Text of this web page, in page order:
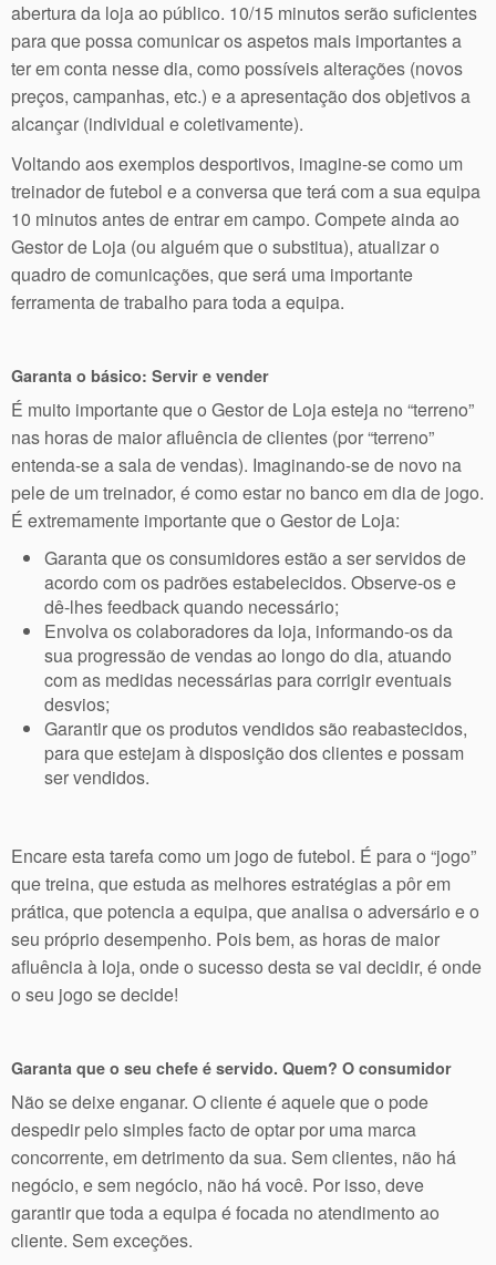
abertura da loja ao público. 10/15 minutos serão suficientes
para que possa comunicar os aspetos mais importantes a
ter em conta nesse dia, como possíveis alterações (novos
preços, campanhas, etc.) e a apresentação dos objetivos a
alcançar (individual e coletivamente).
Voltando aos exemplos desportivos, imagine-se como um
treinador de futebol e a conversa que terá com a sua equipa
10 minutos antes de entrar em campo. Compete ainda ao
Gestor de Loja (ou alguém que o substitua), atualizar o
quadro de comunicações, que será uma importante
ferramenta de trabalho para toda a equipa.
Garanta o básico: Servir e vender
É muito importante que o Gestor de Loja esteja no “terreno”
nas horas de maior afluência de clientes (por “terreno”
entenda-se a sala de vendas). Imaginando-se de novo na
pele de um treinador, é como estar no banco em dia de jogo.
É extremamente importante que o Gestor de Loja:
Garanta que os consumidores estão a ser servidos de
acordo com os padrões estabelecidos. Observe-os e
dê-lhes feedback quando necessário;
Envolva os colaboradores da loja, informando-os da
sua progressão de vendas ao longo do dia, atuando
com as medidas necessárias para corrigir eventuais
desvios;
Garantir que os produtos vendidos são reabastecidos,
para que estejam à disposição dos clientes e possam
ser vendidos.
Encare esta tarefa como um jogo de futebol. É para o “jogo”
que treina, que estuda as melhores estratégias a pôr em
prática, que potencia a equipa, que analisa o adversário e o
seu próprio desempenho. Pois bem, as horas de maior
afluência à loja, onde o sucesso desta se vai decidir, é onde
o seu jogo se decide!
Garanta que o seu chefe é servido. Quem? O consumidor
Não se deixe enganar. O cliente é aquele que o pode
despedir pelo simples facto de optar por uma marca
concorrente, em detrimento da sua. Sem clientes, não há
negócio, e sem negócio, não há você. Por isso, deve
garantir que toda a equipa é focada no atendimento ao
cliente. Sem exceções.